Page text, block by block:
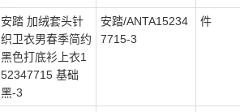
安踏 加绒套头针
织卫衣男春季简约
黑色打底衫上衣1
52347715 基础
黑-3
安踏/ANTA15234
7715-3
件